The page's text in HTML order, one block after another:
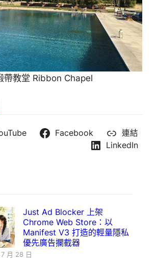
帶教堂 Ribbon Chapel
Facebook
連結
LinkedIn
Just Ad Blocker 上架
Chrome Web Store：以
Manifest V3 打造的輕量隱私
優先廣告攔截器
月 28 日